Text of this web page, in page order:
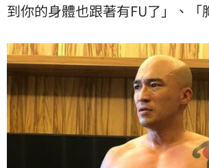
到你的身體也跟著有FU了」、「